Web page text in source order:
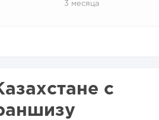
3 месяца
с